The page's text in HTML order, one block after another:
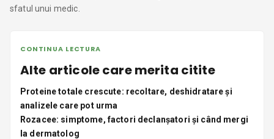
sfatul unui medic.
CONTINUA LECTURA
Alte articole care merita citite
Proteine totale crescute: recoltare, deshidratare și
analizele care pot urma
Rozacee: simptome, factori declanșatori și când mergi
la dermatolog